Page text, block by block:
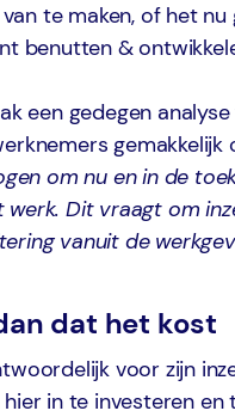
te maken, of het
benutten &
een gedegen
gemakkelijk
om nu en in de
Dit vraagt om
vanuit de
dat het kost
voor zijn
in te investeren en